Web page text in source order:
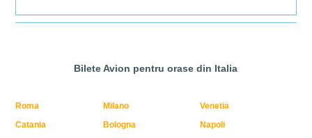
Bilete Avion pentru orase din Italia
Roma Milano
Venetia
Catania
Bologna
Napoli